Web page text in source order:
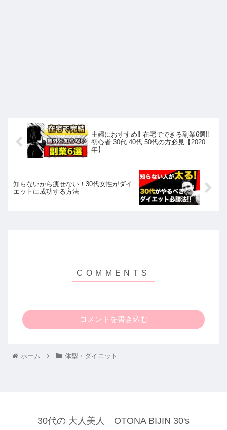
主婦におすすめ‼︎ 在宅でできる副業6選‼︎
初心者 30代 40代 50代の方必見【2020
年】
知らないから痩せない！30代女性がダイ
エットに成功する方法
コメントを書き込む
ホーム 体型・ダイエット
30代の 大人美人 OTONA BIJIN 30's